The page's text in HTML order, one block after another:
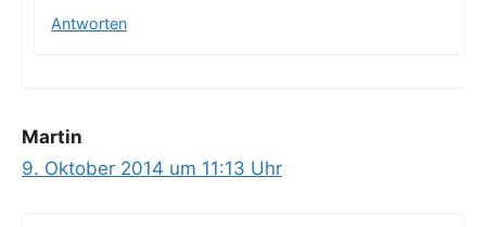
Antworten
Martin
9. Oktober 2014 um 11:13 Uhr